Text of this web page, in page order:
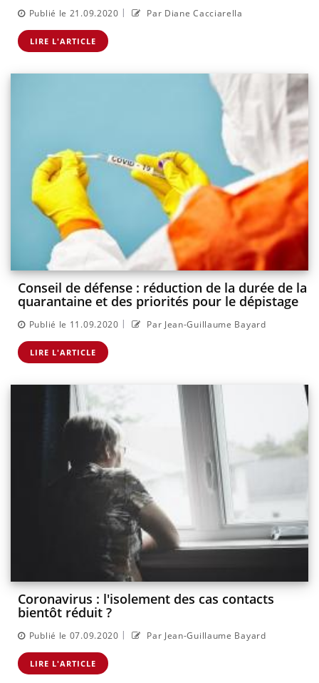
Publié le 21.09.2020 | Par Diane Cacciarella
LIRE L'ARTICLE
Conseil de défense : réduction de la durée de la
quarantaine et des priorités pour le dépistage
Publié le 11.09.2020 | Par Jean-Guillaume Bayard
LIRE L'ARTICLE
Coronavirus : l'isolement des cas contacts
bientôt réduit ?
Publié le 07.09.2020 | Par Jean-Guillaume Bayard
LIRE L'ARTICLE